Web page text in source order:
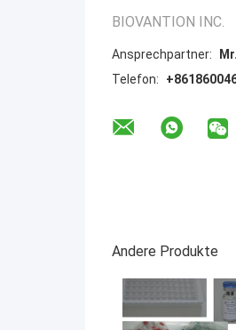
BIOVANTION INC.
Ansprechpartner:
Telefon:
Andere Produkte